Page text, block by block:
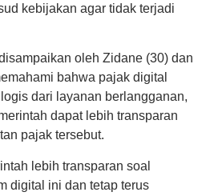
kebijakan agar tidak terjadi
oleh Zidane (30) dan
bahwa pajak digital
dari layanan berlangganan,
dapat lebih transparan
pajak tersebut.
lebih transparan soal
digital ini dan tetap terus